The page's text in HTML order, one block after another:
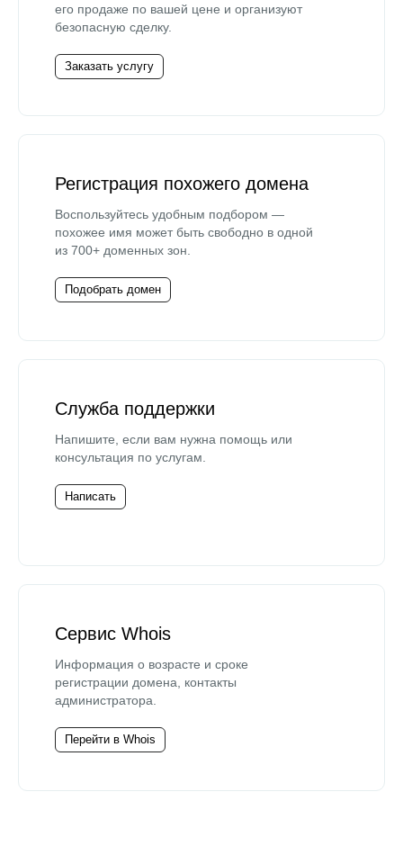
его продаже по вашей цене и организуют
безопасную сделку.
Заказать услугу
Регистрация похожего домена
Воспользуйтесь удобным подбором —
похожее имя может быть свободно в одной
из 700+ доменных зон.
Подобрать домен
Служба поддержки
Напишите, если вам нужна помощь или
консультация по услугам.
Написать
Сервис Whois
Информация о возрасте и сроке
регистрации домена, контакты
администратора.
Перейти в Whois